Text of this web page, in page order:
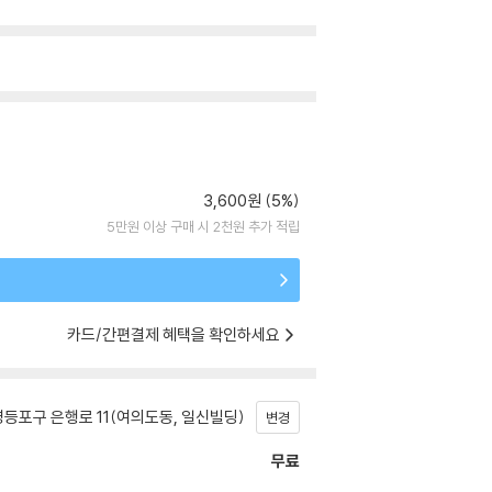
3,600원 (5%)
5만원 이상 구매 시 2천원 추가 적립
카드/간편결제 혜택을 확인하세요
포구 은행로 11(여의도동, 일신빌딩) 변경
무료